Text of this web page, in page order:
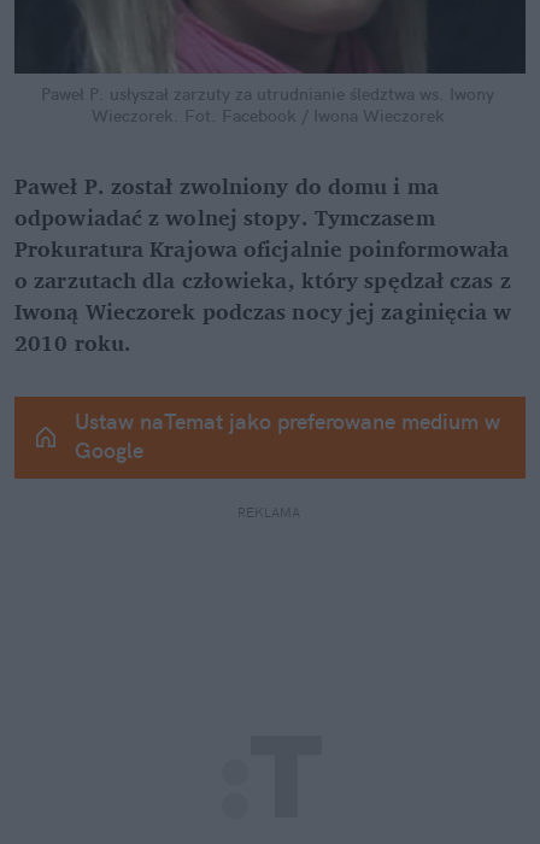
Paweł P. usłyszał zarzuty za utrudnianie śledztwa ws. Iwony
Wieczorek. Fot. Facebook / Iwona Wieczorek
Paweł P. został zwolniony do domu i ma
odpowiadać z wolnej stopy. Tymczasem
Prokuratura Krajowa oficjalnie poinformowała
o zarzutach dla człowieka, który spędzał czas z
Iwoną Wieczorek podczas nocy jej zaginięcia w
2010 roku.
Ustaw naTemat jako preferowane medium w
Google
REKLAMA